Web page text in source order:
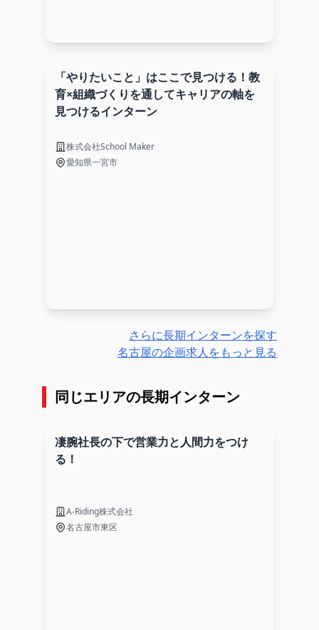
「やりたいこと」はここで見つける！教
育×組織づくりを通してキャリアの軸を
見つけるインターン
株式会社School Maker
愛知県一宮市
さらに長期インターンを探す
名古屋の企画求人をもっと見る
同じエリアの長期インターン
凄腕社長の下で営業力と人間力をつけ
る！
A-Riding株式会社
名古屋市東区